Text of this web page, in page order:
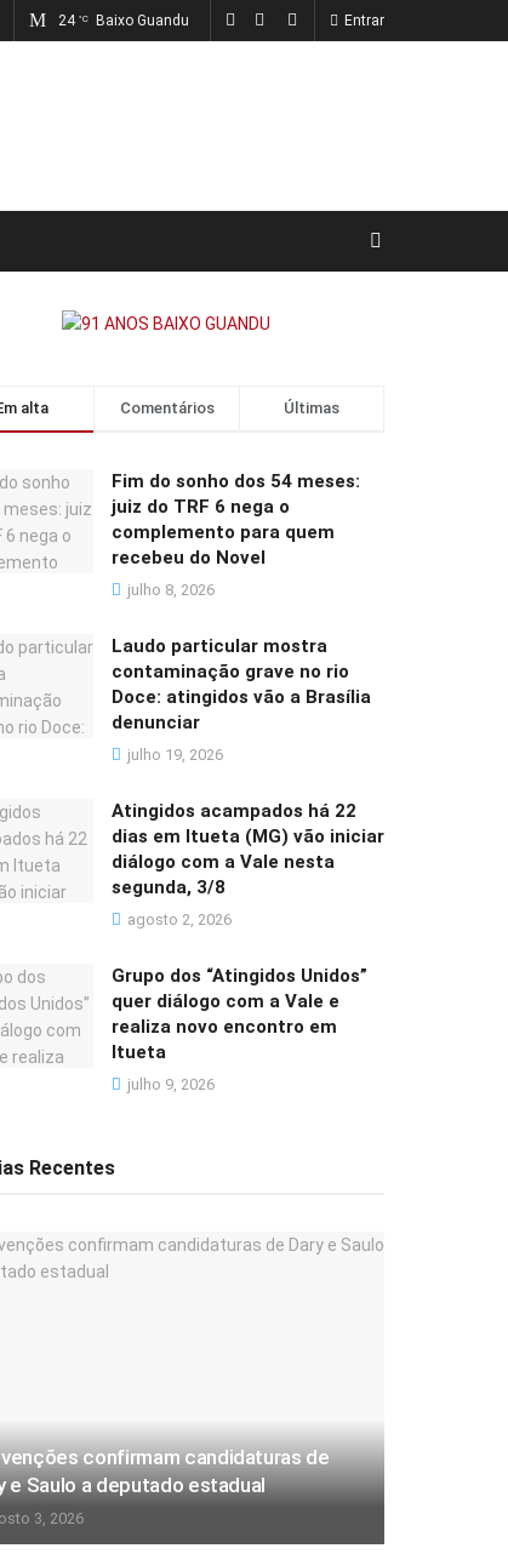
24 °C Baixo Guandu Entrar
alta Comentários Últimas
Fim do sonho dos 54 meses:
juiz do TRF 6 nega o
complemento para quem
recebeu do Novel
julho 8, 2026
Laudo particular mostra
contaminação grave no rio
Doce: atingidos vão a Brasília
denunciar
julho 19, 2026
Atingidos acampados há 22
dias em Itueta (MG) vão iniciar
diálogo com a Vale nesta
segunda, 3/8
agosto 2, 2026
Grupo dos “Atingidos Unidos”
quer diálogo com a Vale e
realiza novo encontro em
Itueta
julho 9, 2026
Recentes
confirmam candidaturas de
e Saulo a deputado estadual
3, 2026